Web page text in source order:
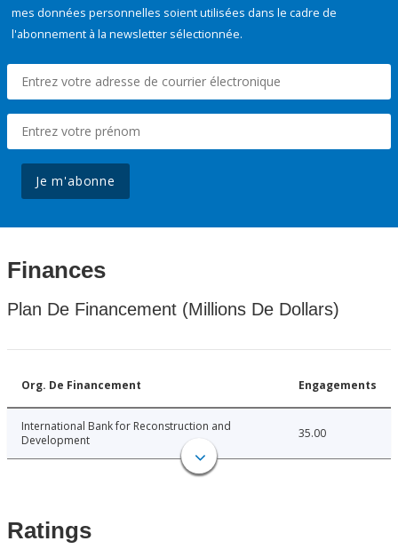
mes données personnelles soient utilisées dans le cadre de
l'abonnement à la newsletter sélectionnée.
Je m'abonne
Finances
Plan De Financement (Millions De Dollars)
Org. De Financement Engagements
International Bank for Reconstruction and
Development
35.00
Ratings